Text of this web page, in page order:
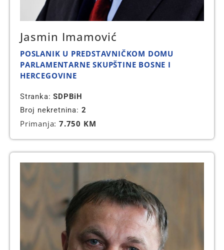
Jasmin Imamović
POSLANIK U PREDSTAVNIČKOM DOMU
PARLAMENTARNE SKUPŠTINE BOSNE I
HERCEGOVINE
Stranka:SDPBiH
Broj nekretnina: 2
Primanja: 7.750 KM